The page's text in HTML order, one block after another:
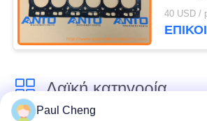
40 USD /
Λαϊκή κατηγορία
Paul Cheng